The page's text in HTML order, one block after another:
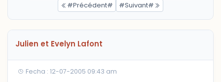
#Précédent#
#Suivant#
Julien et Evelyn Lafont
Fecha : 12-07-2005 09:43 am